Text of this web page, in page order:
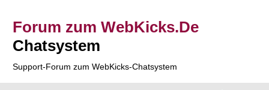
Forum zum WebKicks.De
Chatsystem
Support-Forum zum WebKicks-Chatsystem